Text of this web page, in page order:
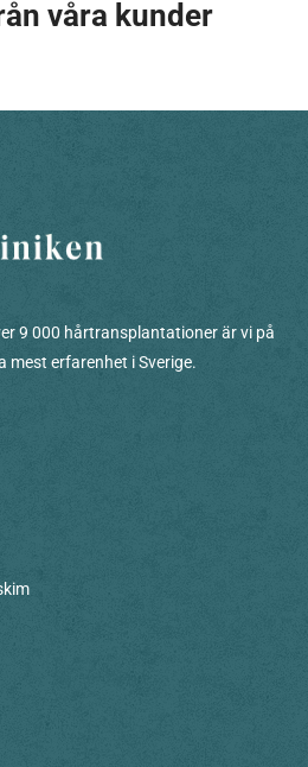
våra kunder
9 000 hårtransplantationer är vi på
mest erfarenhet i Sverige.